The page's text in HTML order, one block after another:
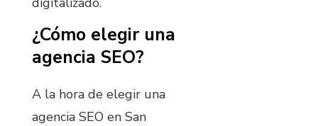
¿Cómo elegir una
agencia SEO?
A la hora de elegir una
agencia SEO en San